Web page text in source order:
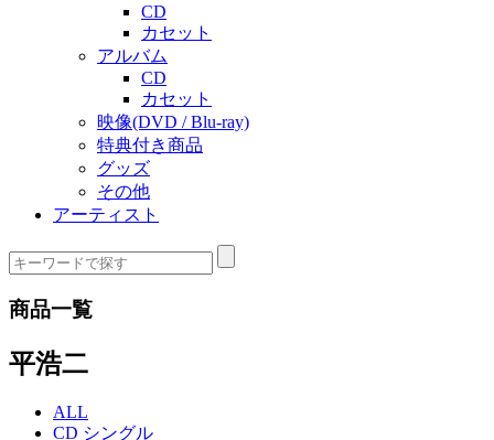
CD
カセット
アルバム
CD
カセット
映像(DVD / Blu-ray)
特典付き商品
グッズ
その他
アーティスト
商品一覧
平浩二
ALL
CD シングル